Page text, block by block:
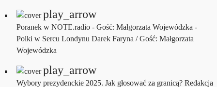
play_arrow
Poranek w NOTE.radio - Gość: Małgorzata Wojewódzka -
Polki w Sercu Londynu Darek Faryna / Gość: Małgorzata
Wojewódzka
play_arrow
Wybory prezydenckie 2025. Jak głosować za granicą? Redakcja
play_arrow